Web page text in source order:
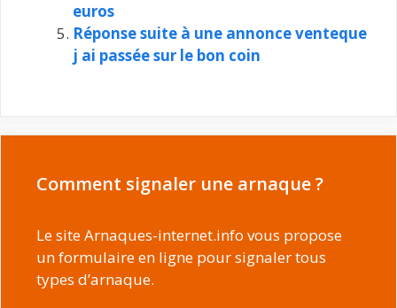
euros
Réponse suite à une annonce venteque
j ai passée sur le bon coin
Comment signaler une arnaque ?
Le site Arnaques-internet.info vous propose
un formulaire en ligne pour signaler tous
types d’arnaque.